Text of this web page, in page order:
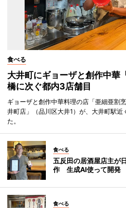
食べる
大井町にギョーザと創作中
橋に次ぐ都内3店舗目
ギョーザと創作中華料理の店「亜細亜割
井町店」（品川区大井1）が、大井町駅近
た。
食べる
五反田の居酒屋店主が
作 生成AI使って開発
食べる